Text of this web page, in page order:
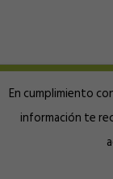
© 2017 Alicia Acuña |
En cumplimiento
información te